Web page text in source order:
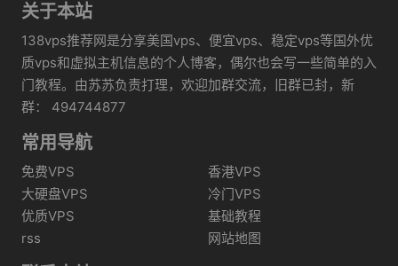
关于本站
138vps推荐网是分享美国vps、便宜vps、稳定vps等国外优
质vps和虚拟主机信息的个人博客，偶尔也会写一些简单的入
门教程。由苏苏负责打理，欢迎加群交流，旧群已封，新
群： 494744877
常用导航
免费VPS
香港VPS
大硬盘VPS
冷门VPS
优质VPS
基础教程
rss
网站地图